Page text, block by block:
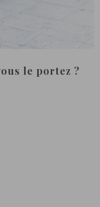
le portez ?